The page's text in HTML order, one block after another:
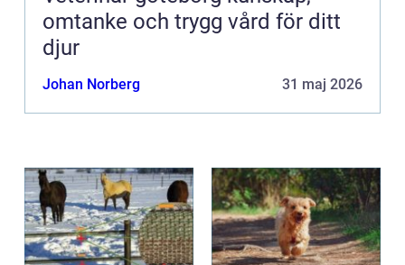
omtanke och trygg vård för ditt
djur
Johan Norberg 31 maj 2026